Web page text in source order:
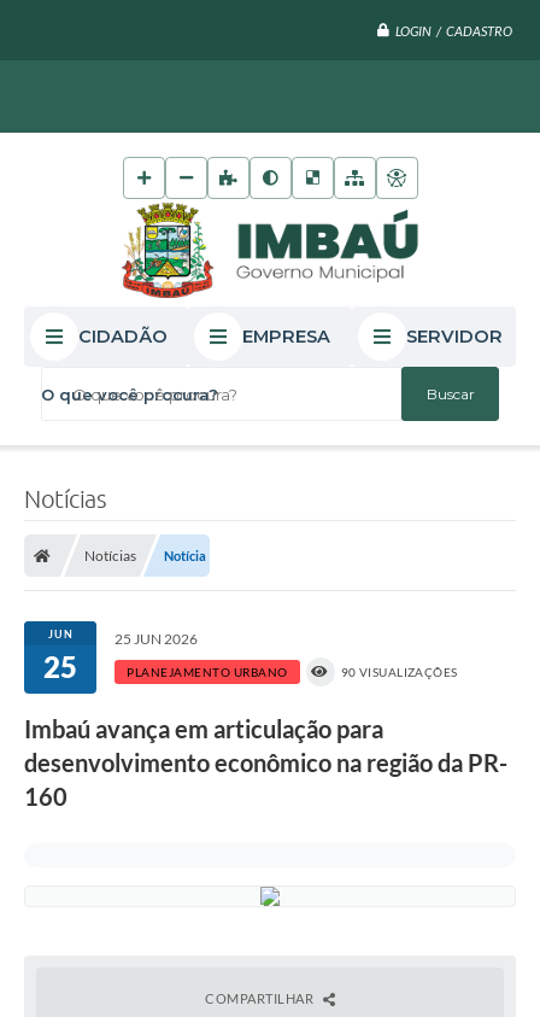
LOGIN / CADASTRO
O que você procura?
CIDADÃO EMPRESA SERVIDOR
Notícias
Notícias Notícia
JUN
25
25 JUN 2026
PLANEJAMENTO URBANO 90 VISUALIZAÇÕES
Imbaú avança em articulação para
desenvolvimento econômico na região da PR-
160
COMPARTILHAR